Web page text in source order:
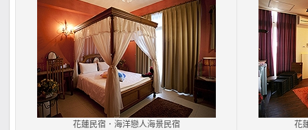
花蓮民宿．海洋戀人海景民宿 花